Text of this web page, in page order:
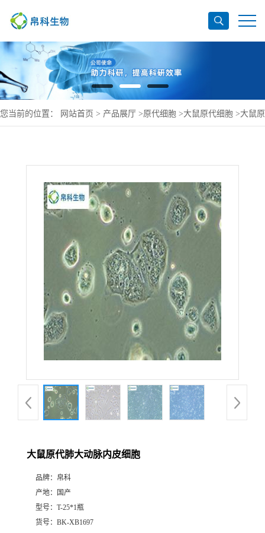
您当前的位置： 网站首页 > 产品展厅 >原代细胞 >大鼠原代细胞 >大鼠原
大鼠原代肺大动脉内皮细胞
品牌： 帛科
产地：
国产
型号： T-25*1瓶
货号： BK-XB1697